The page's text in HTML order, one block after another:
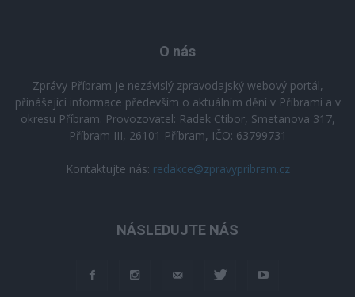
O nás
Zprávy Příbram je nezávislý zpravodajský webový portál,
přinášející informace především o aktuálním dění v Příbrami a v
okresu Příbram. Provozovatel: Radek Ctibor, Smetanova 317,
Příbram III, 26101 Příbram, IČO: 63799731
Kontaktujte nás: redakce@zpravypribram.cz
NÁSLEDUJTE NÁS